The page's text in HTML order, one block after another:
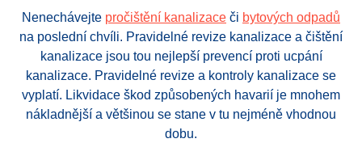
Nenechávejte pročištění kanalizace či bytových odpadů
na poslední chvíli. Pravidelné revize kanalizace a čištění
kanalizace jsou tou nejlepší prevencí proti ucpání
kanalizace. Pravidelné revize a kontroly kanalizace se
vyplatí. Likvidace škod způsobených havarií je mnohem
nákladnější a většinou se stane v tu nejméně vhodnou
dobu.